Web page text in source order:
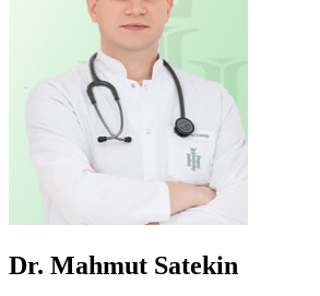
Dr. Mahmut Satekin